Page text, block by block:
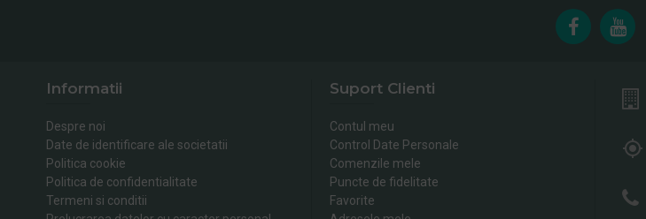
Informatii
Despre noi
Date de identificare ale societatii
Politica cookie
Politica de confidentialitate
Termeni si conditii
Suport Clienti
Contul meu
Control Date Personale
Comenzile mele
Puncte de fidelitate
Favorite